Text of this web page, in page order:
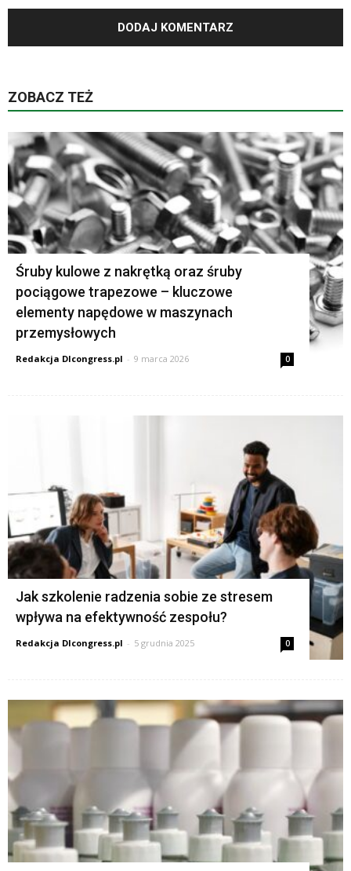
ZOBACZ TEŻ
Śruby kulowe z nakrętką oraz śruby
pociągowe trapezowe – kluczowe
elementy napędowe w maszynach
przemysłowych
Redakcja Dlcongress.pl - 9 marca 2026 0
Jak szkolenie radzenia sobie ze stresem
wpływa na efektywność zespołu?
Redakcja Dlcongress.pl - 5 grudnia 2025 0